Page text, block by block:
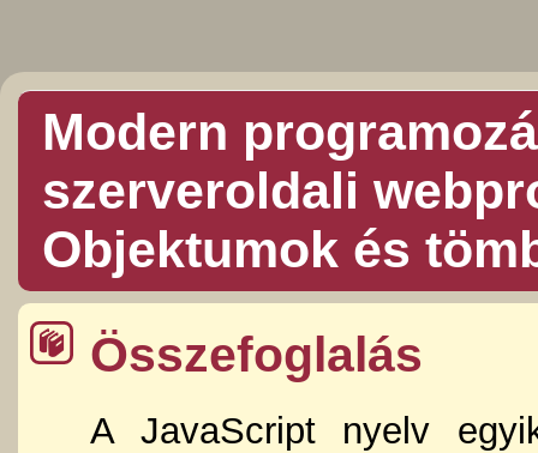
Modern
szerveroldali
Objektumok és
Összefoglalás
A JavaScript nyelv